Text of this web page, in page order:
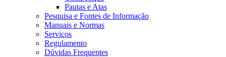
Pautas e Atas
Pesquisa e Fontes de Informação
Manuais e Normas
Serviços
Regulamento
Dúvidas Frequentes